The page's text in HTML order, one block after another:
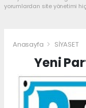
yorumlardan site yönetimi
Anasayfa SİYASET
Yeni